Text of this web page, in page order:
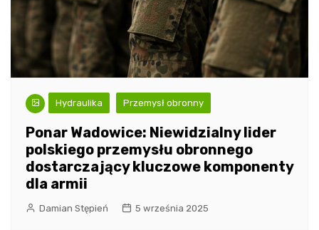
Hydraulika Przemysł obronny
Ponar Wadowice: Niewidzialny lider
polskiego przemysłu obronnego
dostarczający kluczowe komponenty
dla armii
Damian Stępień 5 września 2025